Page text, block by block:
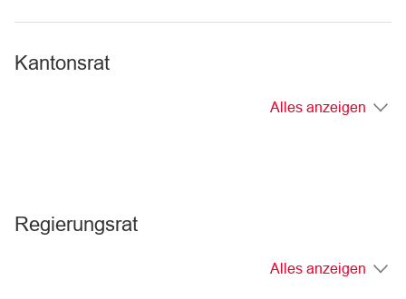
Kantonsrat
Alles anzeigen
Regierungsrat
Alles anzeigen